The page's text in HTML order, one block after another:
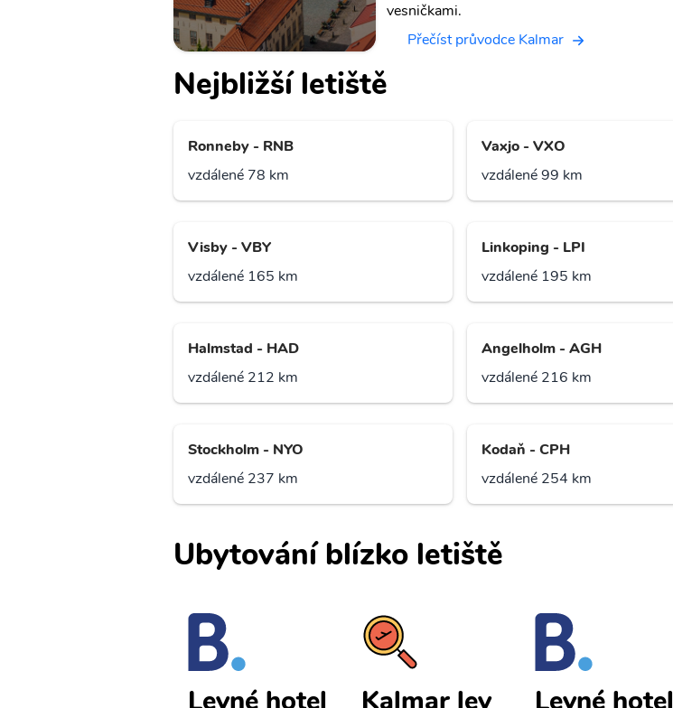
vesničkami.
Přečíst průvodce Kalmar
Nejbližší letiště
Ronneby - RNB
vzdálené 78 km
Vaxjo - VXO
vzdálené 99 km
Visby - VBY
vzdálené 165 km
Linkoping - LPI
vzdálené 195 km
Halmstad - HAD
vzdálené 212 km
Angelholm - AGH
vzdálené 216 km
Stockholm - NYO
vzdálené 237 km
Kodaň - CPH
vzdálené 254 km
Ubytování blízko letiště